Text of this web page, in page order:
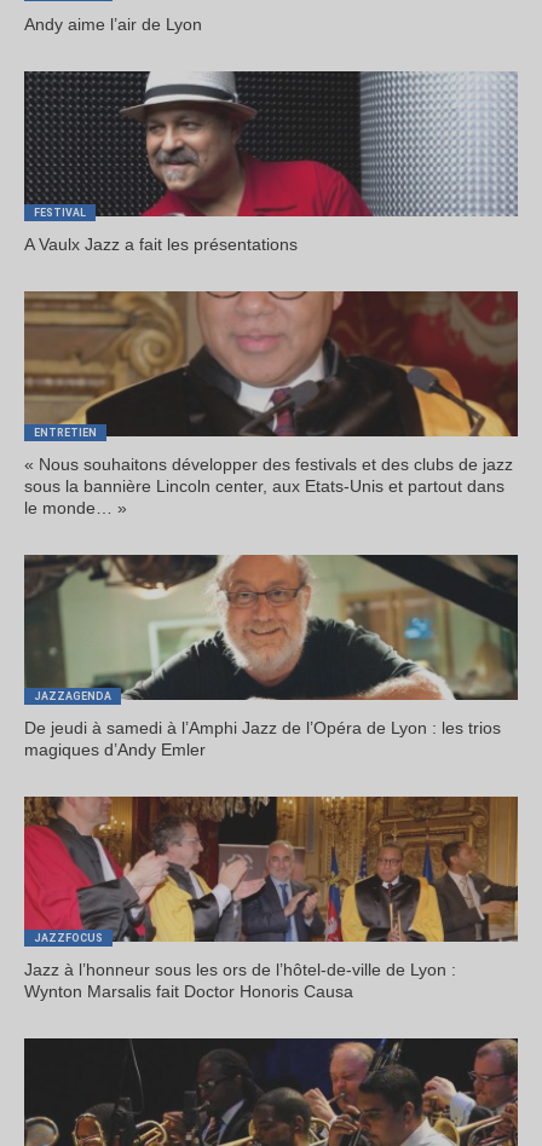
Andy aime l’air de Lyon
FESTIVAL
A Vaulx Jazz a fait les présentations
ENTRETIEN
« Nous souhaitons développer des festivals et des clubs de jazz
sous la bannière Lincoln center, aux Etats-Unis et partout dans
le monde… »
JAZZAGENDA
De jeudi à samedi à l’Amphi Jazz de l’Opéra de Lyon : les trios
magiques d’Andy Emler
JAZZFOCUS
Jazz à l’honneur sous les ors de l’hôtel-de-ville de Lyon :
Wynton Marsalis fait Doctor Honoris Causa